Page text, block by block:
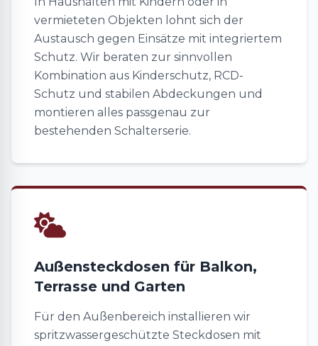
vermieteten Objekten lohnt sich der
Austausch gegen Einsätze mit integriertem
Schutz. Wir beraten zur sinnvollen
Kombination aus Kinderschutz, RCD-
Schutz und stabilen Abdeckungen und
montieren alles passgenau zur
bestehenden Schalterserie.
Außensteckdosen für Balkon,
Terrasse und Garten
Für den Außenbereich installieren wir
spritzwassergeschützte Steckdosen mit